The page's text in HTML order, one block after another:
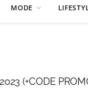
MODE
(+CODE